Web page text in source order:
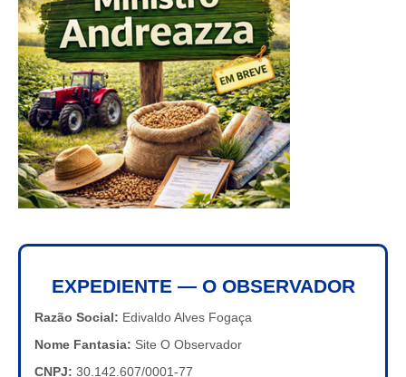
EXPEDIENTE — O OBSERVADOR
Razão Social: Edivaldo Alves Fogaça
Nome Fantasia: Site O Observador
CNPJ: 30.142.607/0001-77